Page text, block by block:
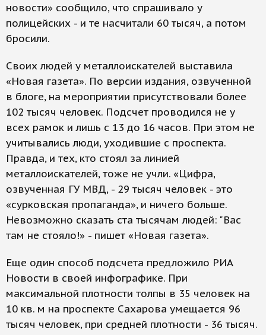
новости» сообщило, что спрашивало у
полицейских - и те насчитали 60 тысяч, а потом
бросили.
Своих людей у металлоискателей выставила
«Новая газета». По версии издания, озвученной
в блоге, на мероприятии присутствовали более
102 тысяч человек. Подсчет проводился не у
всех рамок и лишь с 13 до 16 часов. При этом не
учитывались люди, уходившие с проспекта.
Правда, и тех, кто стоял за линией
металлоискателей, тоже не учли. «Цифра,
озвученная ГУ МВД, - 29 тысяч человек - это
«сурковская пропаганда», и ничего больше.
Невозможно сказать ста тысячам людей: "Вас
там не стояло!» - пишет «Новая газета».
Еще один способ подсчета предложило РИА
Новости в своей инфографике. При
максимальной плотности толпы в 35 человек на
10 кв. м на проспекте Сахарова умещается 96
тысяч человек, при средней плотности - 36 тысяч.